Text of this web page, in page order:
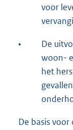
voor
•
De
woon-
het
De basis